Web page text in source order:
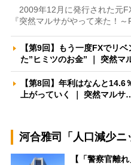
2009年12月に発行された元
『突然マルサがやって来た！
【第9回】もう一度FXでリ
た”ヒミツのお金” ｜ 突然マ
【第8回】年利はなんと
上がっていく ｜ 突然マルサ
河合雅司「人口減少ニ
【「警察官離